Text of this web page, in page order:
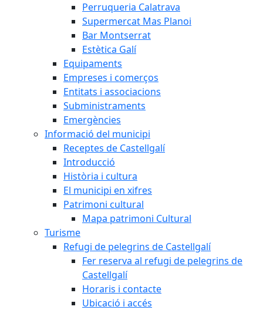
Perruqueria Calatrava
Supermercat Mas Planoi
Bar Montserrat
Estètica Galí
Equipaments
Empreses i comerços
Entitats i associacions
Subministraments
Emergències
Informació del municipi
Receptes de Castellgalí
Introducció
Història i cultura
El municipi en xifres
Patrimoni cultural
Mapa patrimoni Cultural
Turisme
Refugi de pelegrins de Castellgalí
Fer reserva al refugi de pelegrins de
Castellgalí
Horaris i contacte
Ubicació i accés